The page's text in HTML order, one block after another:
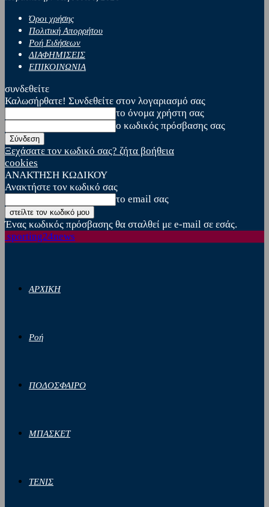
Όροι χρήσης
Πολιτική Απορρήτου
Ροή Ειδήσεων
ΔΙΑΦΗΜΙΣΕΙΣ
ΕΠΙΚΟΙΝΩΝΙΑ
συνδεθείτε
Καλωσήρθατε! Συνδεθείτε στον λογαριασμό σας
το όνομα χρήστη σας
ο κωδικός πρόσβασης σας
Ξεχάσατε τον κωδικό σας? ζήτα βοήθεια
cookies
ΑΝΑΚΤΗΣΗ ΚΩΔΙΚΟΥ
Ανακτήστε τον κωδικό σας
το email σας
Ένας κωδικός πρόσβασης θα σταλθεί με e-mail σε εσάς.
sporting24news
ΑΡΧΙΚΗ
Ροή
ΠΟΔΟΣΦΑΙΡΟ
ΜΠΑΣΚΕΤ
ΤΕΝΙΣ